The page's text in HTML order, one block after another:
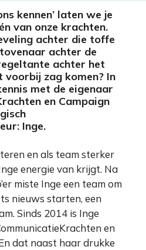
kennen’ laten we je
van onze krachten.
achter die toffe
achter de
achter het
zag komen? In
met de eigenaar
en Campaign
Inge.
en als team sterker
energie van krijgt. Na
miste Inge een team om
nieuws starten, een
Sinds 2014 is Inge
en
dat naast haar drukke